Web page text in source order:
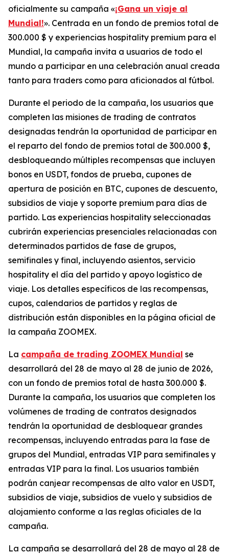
oficialmente su campaña «¡Gana un viaje al
Mundial!». Centrada en un fondo de premios total de
300.000 $ y experiencias hospitality premium para el
Mundial, la campaña invita a usuarios de todo el
mundo a participar en una celebración anual creada
tanto para traders como para aficionados al fútbol.
Durante el periodo de la campaña, los usuarios que
completen las misiones de trading de contratos
designadas tendrán la oportunidad de participar en
el reparto del fondo de premios total de 300.000 $,
desbloqueando múltiples recompensas que incluyen
bonos en USDT, fondos de prueba, cupones de
apertura de posición en BTC, cupones de descuento,
subsidios de viaje y soporte premium para días de
partido. Las experiencias hospitality seleccionadas
cubrirán experiencias presenciales relacionadas con
determinados partidos de fase de grupos,
semifinales y final, incluyendo asientos, servicio
hospitality el día del partido y apoyo logístico de
viaje. Los detalles específicos de las recompensas,
cupos, calendarios de partidos y reglas de
distribución están disponibles en la página oficial de
la campaña ZOOMEX.
La campaña de trading ZOOMEX Mundial se
desarrollará del 28 de mayo al 28 de junio de 2026,
con un fondo de premios total de hasta 300.000 $.
Durante la campaña, los usuarios que completen los
volúmenes de trading de contratos designados
tendrán la oportunidad de desbloquear grandes
recompensas, incluyendo entradas para la fase de
grupos del Mundial, entradas VIP para semifinales y
entradas VIP para la final. Los usuarios también
podrán canjear recompensas de alto valor en USDT,
subsidios de viaje, subsidios de vuelo y subsidios de
alojamiento conforme a las reglas oficiales de la
campaña.
La campaña se desarrollará del 28 de mayo al 28 de